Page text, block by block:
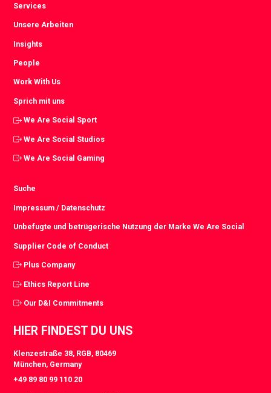
Services
Unsere Arbeiten
Insights
People
Work With Us
Sprich mit uns
We Are Social Sport
We Are Social Studios
We Are Social Gaming
Suche
Impressum / Datenschutz
Unbefugte und betrügerische Nutzung der Marke We Are Social
Supplier Code of Conduct
Plus Company
Ethics Report Line
Our D&I Commitments
HIER FINDEST DU UNS
Klenzestraße 38, RGB, 80469
München, Germany
+49 89 80 99 110 20